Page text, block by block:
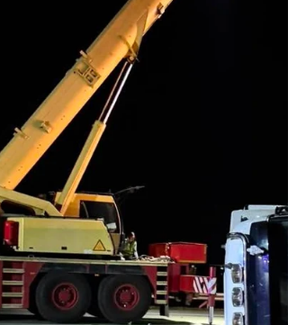
alkotestem okazało się, że zawartość
alkoholu w jej organizmie wynosiła około 1,3
promila - poinformowała słupecka policja.
Zdjęcie poglądowe